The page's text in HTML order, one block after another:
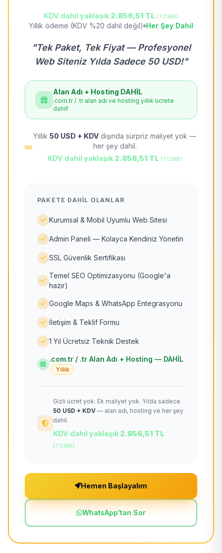
KDV dahil yaklaşık 2.856,51 TL (TCMB)
Yıllık ödeme (KDV %20 dahil değil) Her Şey Dahil
"Tek Paket, Tek Fiyat — Profesyonel
Web Siteniz Yılda Sadece 50 USD!"
Alan Adı + Hosting DAHİL
.com.tr / .tr alan adı ve hosting yıllık ücrete
dahil!
Yıllık 50 USD + KDV dışında sürpriz maliyet yok —
her şey dahil.
KDV dahil yaklaşık 2.856,51 TL (TCMB)
PAKETE DAHIL OLANLAR
Kurumsal & Mobil Uyumlu Web Sitesi
Admin Paneli — Kolayca Kendiniz Yönetin
SSL Güvenlik Sertifikası
Temel SEO Optimizasyonu (Google'a
hazır)
Google Maps & WhatsApp Entegrasyonu
İletişim & Teklif Formu
1 Yıl Ücretsiz Teknik Destek
.com.tr / .tr Alan Adı + Hosting — DAHİL
Yıllık
Gizli ücret yok. Ek maliyet yok. Yılda sadece
50 USD + KDV — alan adı, hosting ve her şey
dahil.
KDV dahil yaklaşık 2.856,51 TL
(TCMB)
Hemen Başlayalım
WhatsApp'tan Sor